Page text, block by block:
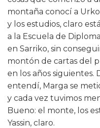
montaña conocí a
y los estudios, claro
a la Escuela de
en Sarriko, sin
montón de cartas del
en los años siguientes.
entendí, Marga se
y cada vez tuvimos
Bueno: el monte, los
Yassin, claro.